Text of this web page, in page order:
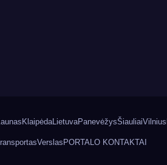
KlaipėdaLietuvaPanevėžysŠiauliaiVilnius
Verslas PORTALO KONTAKTAI